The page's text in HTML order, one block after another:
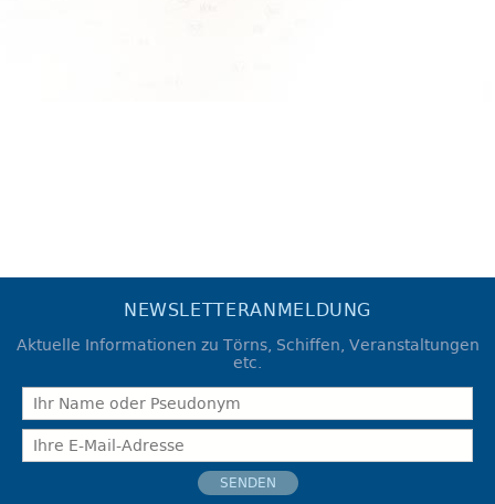
NEWSLETTERANMELDUNG
Aktuelle Informationen zu Törns, Schiffen, Veranstaltungen
etc.
SENDEN